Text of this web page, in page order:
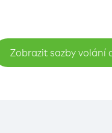
Zobrazit sazby volání